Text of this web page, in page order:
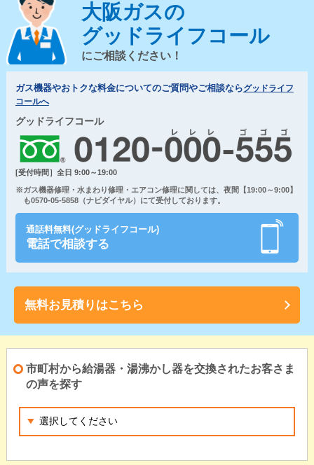
大阪ガスの
グッドライフコール
にご相談ください！
ガス機器やおトクな料金についてのご質問やご相談ならグッドライフ
コールへ
グッドライフコール
[受付時間］全日 9:00～19:00
※ガス機器修理・水まわり修理・エアコン修理に関しては、夜間【19:00～9:00】
も0570-05-5858（ナビダイヤル）にて受付しております。
通話料無料(グッドライフコール)
電話で相談する
無料お見積りはこちら
市町村から給湯器・湯沸かし器を交換されたお客さま
の声を探す